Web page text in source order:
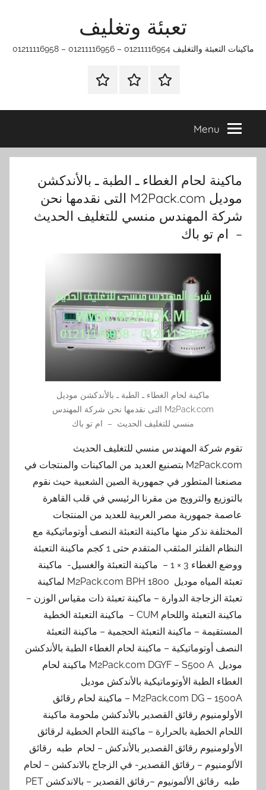
تعبئة وتغليف
ماكينات التعبئة والتغليف 01211116954 – 01211116956 – 01211116958
الرئيسيةماكينات
وتغليف
اتـصـل
في
التي
Menu
ماكينة لحام الغطاء ـ الطبة ـ بالأندكشن
موديل M2Pack.com التى نقدمها نحن
شركة المهندس منسي للتغليف الحديث
– ام تو باك
ماكينة لحام الغطاء ـ الطبة ـ بالأندكشن موديل
M2Pack.com التى نقدمها نحن شركة المهندس
منسي للتغليف الحديث – ام تو باك
تقوم شركة المهندس منسي للتغليف الحديث
M2Pack.com بتصنيع العديد من الماكينات والمنتجات في
مصنعنا المتطور في جمهورية الصين الشعبية حيث نقوم
بالتوزيع والترويج من مقرنا الرئيسي في قلب القاهرة
عاصمة جمهورية مصر العربية للعديد من المنتجات
المختلفة نذكر منها ماكينة التعبئة النصف أوتوماتيكية مع
النظام الفلتر المثقب المتقدم حتى 1 كجم ماكينة التعبئة
ووضع الغطاء 3 × 1 – ماكينة التعبئة والغسيل- ماكينة
تعبئة المياه موديل 1800 M2Pack.com BPH لماكينة
تعبئة الزجاجة الدوارة – ماكينة تعبئة ذات مقياس الوزن –
ماكينة التعبئة واللحام CUM – ماكينة التعبئة الخطية
المستقيمة – ماكينة التعبئة الحجمية – ماكينة التعبئة
النصف أوتوماتيكية – ماكينة لحام الغطاء الطبة بالأندكشن
موديل M2Pack.com DGYF – S500 A ماكينة لحام
الغطاء الطبة الأوتوماتيكية بالأندكش موديل
M2Pack.com DG – 1500A – ماكينة لحام رقائق
الأولومنيوم رقائق القصدير بالأندكشن ملحومة ماكينة
اللحام الخطية بالحرارة – ماكينة اللحام الخطية لرقائق
الأولومنيوم رقائق القصدير بالأندكش – لحام طبه رقائق
الألومنيوم – رقائق القصدير- في الزجاج بالاندكشن – لحام
طبه رقائق الألمونيوم –رقائق القصدير – بالاندكشن PET